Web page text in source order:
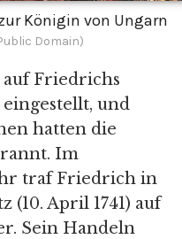
Königin von Ungarn
Domain)
Friedrichs
und
hatten die
Im
traf Friedrich in
April 1741) auf
Sein Handeln